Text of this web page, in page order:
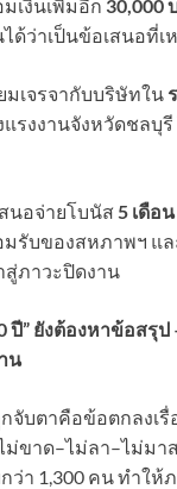
เงินเพิ่มอีก 30,000
ด้ว่าเป็นข้อเสนอที่เ
มเจรจากับบริษัทใน
รงงานจังหวัดชลบุ
นอจ่ายโบนัส 5 เดือ
รับของสหภาพฯ แล
สู่ภาวะปิดงาน
ปี” ยังต้องหาข้อสรุป
น
จับตาคือข้อตกลงเรื่
ขาด–ไม่ลา–ไม่มา
ว่า 1,300 คน ทำให้